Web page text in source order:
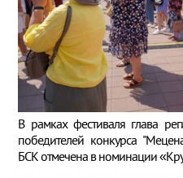
В рамках фестиваля глава
победителей конкурса
БСК отмечена в номинации